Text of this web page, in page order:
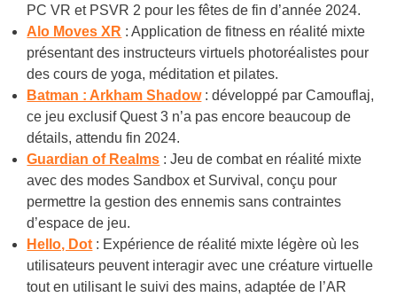
PC VR et PSVR 2 pour les fêtes de fin d’année 2024.
Alo Moves XR : Application de fitness en réalité mixte
présentant des instructeurs virtuels photoréalistes pour
des cours de yoga, méditation et pilates.
Batman : Arkham Shadow: développé par Camouflaj,
ce jeu exclusif Quest 3 n’a pas encore beaucoup de
détails, attendu fin 2024.
Guardian of Realms : Jeu de combat en réalité mixte
avec des modes Sandbox et Survival, conçu pour
permettre la gestion des ennemis sans contraintes
d’espace de jeu.
Hello, Dot : Expérience de réalité mixte légère où les
utilisateurs peuvent interagir avec une créature virtuelle
tout en utilisant le suivi des mains, adaptée de l’AR